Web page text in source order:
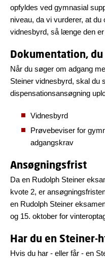
opfyldes ved gymnasial
niveau, da vi vurderer, at
vidnesbyrd, så længe den
Dokumentation,
Når du søger om adgang
Steiner vidnesbyrd, skal du
dispensationsansøgning
Vidnesbyrd
Prøvebeviser for
adgangskrav
Ansøgningsfrist
Da en Rudolph Steiner
kvote 2, er
en Rudolph Steiner
og 15. oktober for
Har du en Steiner-
Hvis du har - eller får - en